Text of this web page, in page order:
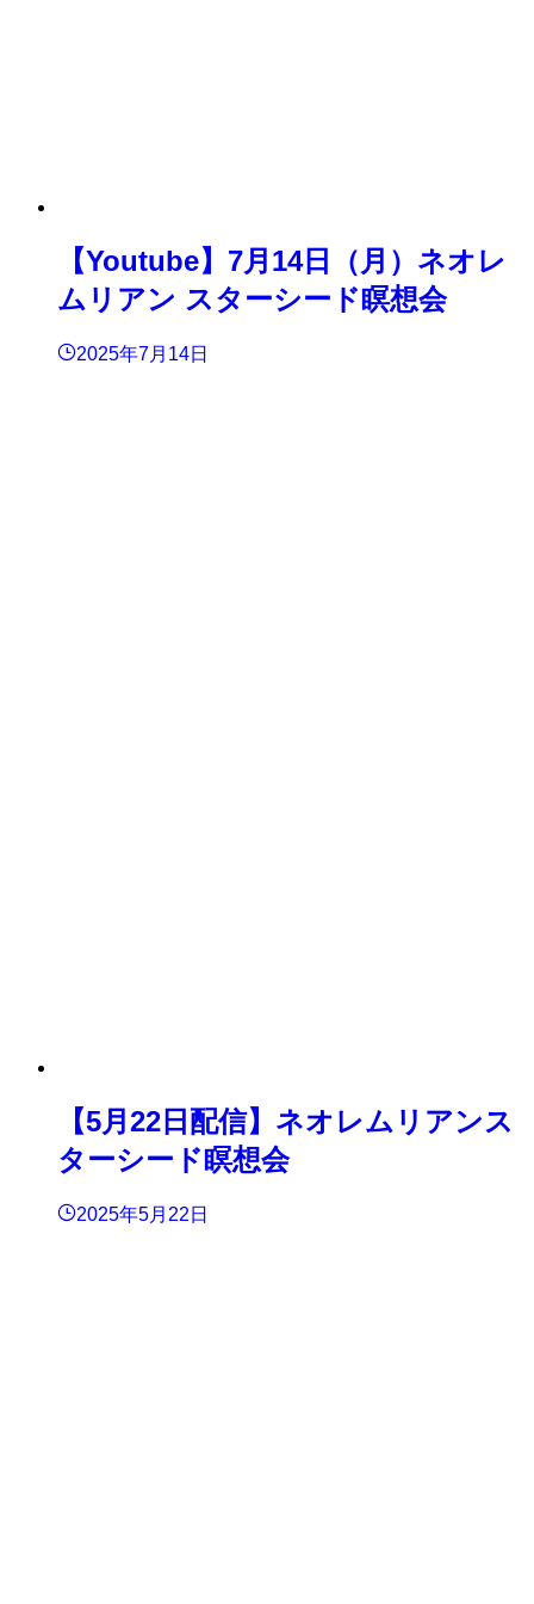
【Youtube】7月14日（月）ネオレ
ムリアン スターシード瞑想会
2025年7月14日
【5月22日配信】ネオレムリアンス
ターシード瞑想会
2025年5月22日